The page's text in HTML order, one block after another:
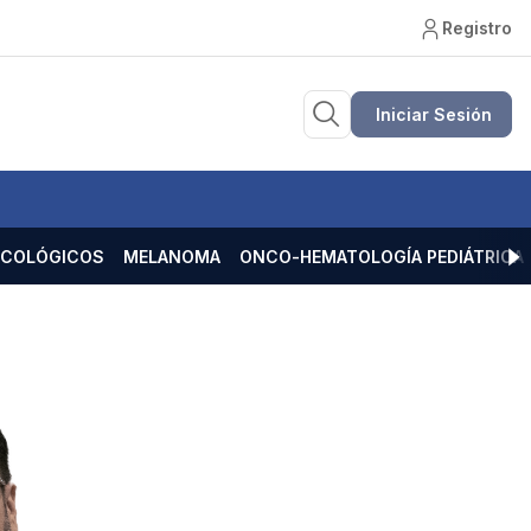
Registro
Iniciar Sesión
MELANOMA ONCO-HEMATOLOGÍA PEDIÁTRICA